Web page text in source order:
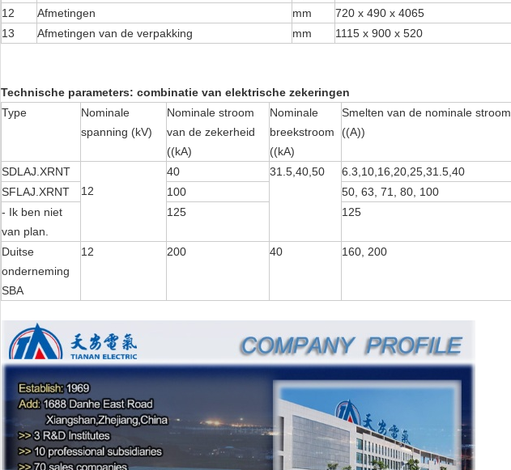
12
Afmetingen mm
720 x 490 x 4065
13
Afmetingen van de verpakking mm 1115 x 900 x 520
Technische parameters: combinatie van elektrische zekeringen
Type
Nominale
spanning (kV)
Nominale stroom
van de zekerheid
((kA)
Nominale
breekstroom
((kA)
Smelten van de nominale stroom
((A))
SDLAJ.XRNT
12
40 31.5,40,50
6.3,10,16,20,25,31.5,40
SFLAJ.XRNT
100
50, 63, 71, 80, 100
- Ik ben niet
van plan.
125 125
Duitse
onderneming
SBA
12 200 40 160, 200